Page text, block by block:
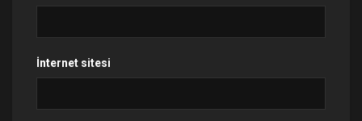
İnternet sitesi